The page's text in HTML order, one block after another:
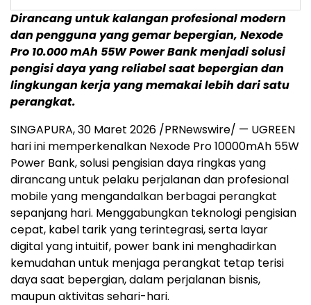
Dirancang untuk kalangan profesional modern
dan pengguna yang gemar bepergian, Nexode
Pro 10.000 mAh 55W Power Bank menjadi solusi
pengisi daya yang reliabel saat bepergian dan
lingkungan kerja yang memakai lebih dari satu
perangkat.
SINGAPURA,30 Maret 2026 /PRNewswire/ — UGREEN
hari ini memperkenalkan Nexode Pro 10000mAh 55W
Power Bank, solusi pengisian daya ringkas yang
dirancang untuk pelaku perjalanan dan profesional
mobile yang mengandalkan berbagai perangkat
sepanjang hari. Menggabungkan teknologi pengisian
cepat, kabel tarik yang terintegrasi, serta layar
digital yang intuitif, power bank ini menghadirkan
kemudahan untuk menjaga perangkat tetap terisi
daya saat bepergian, dalam perjalanan bisnis,
maupun aktivitas sehari-hari.